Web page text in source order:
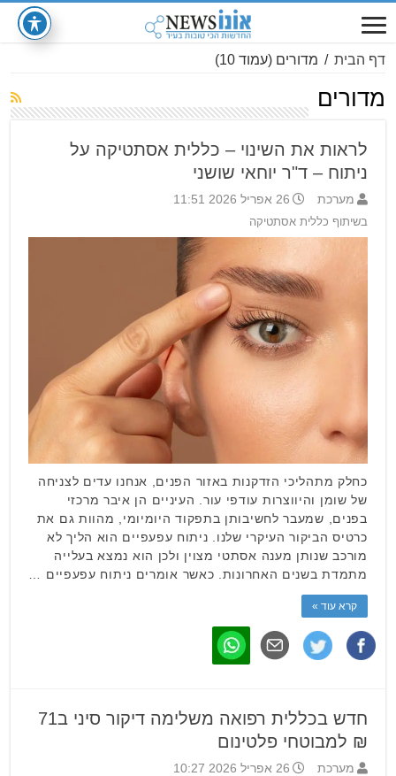
דף הבית / מדורים (עמוד 10)
מדורים
לראות את השינוי – כללית אסתטיקה על
ניתוח – ד"ר יוחאי שושני
מערכת
26 אפריל 2026 11:51
בשיתוף כללית אסתטיקה
כחלק מתהליכי הזדקנות באזור הפנים, אנחנו עדים לצניחה
של שומן והיווצרות עודפי עור. העיניים הן איבר מרכזי
בפנים, שמעבר לחשיבותן בתפקוד היומיומי, מהוות גם את
כרטיס הביקור העיקרי שלנו. ניתוח עפעפיים הוא הליך לא
מורכב שנותן מענה אסתטי מצוין ולכן הוא נמצא בעלייה
מתמדת בשנים האחרונות. כאשר אומרים ניתוח עפעפיים …
קרא עוד »
חדש בכללית רפואה משלימה דיקור סיני ב71
₪ למבוטחי פלטינום
מערכת
26 אפריל 2026 10:27